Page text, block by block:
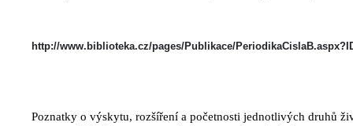
http://www.biblioteka.cz/pages/Publikace/
Poznatky o výskytu, rozšíření a početnosti jednotlivých druhů